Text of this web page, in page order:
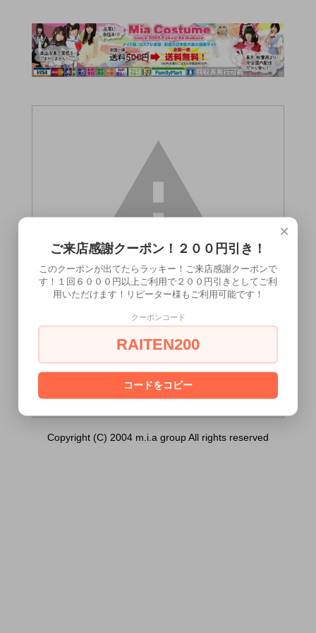
パールショーツ サイズ：Ｍ）は18歳未満
[ はい ] [ いいえ ]
Copyright (C) 2004 m.i.a group All rights reserved
×
ご来店感謝クーポン！２００円引き！
このクーポンが出てたらラッキー！ご来店感謝クーポンで
す！１回６０００円以上ご利用で２００円引きとしてご利
用いただけます！リピーター様もご利用可能です！
クーポンコード
RAITEN200
コードをコピー